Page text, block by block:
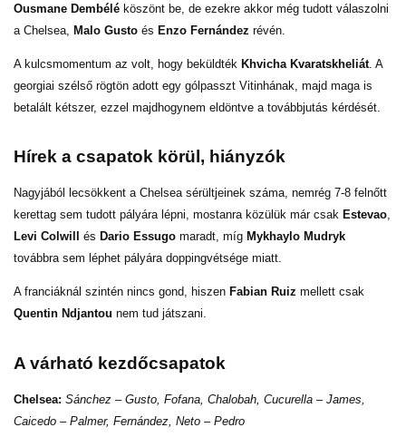
Ousmane Dembélé köszönt be, de ezekre akkor még tudott válaszolni
a Chelsea, Malo Gusto és Enzo Fernández révén.
A kulcsmomentum az volt, hogy beküldték Khvicha Kvaratskheliát . A
georgiai szélső rögtön adott egy gólpasszt Vitinhának, majd maga is
betalált kétszer, ezzel majdhogynem eldöntve a továbbjutás kérdését.
Hírek a csapatok körül, hiányzók
Nagyjából lecsökkent a Chelsea sérültjeinek száma, nemrég 7-8 felnőtt
kerettag sem tudott pályára lépni, mostanra közülük már csak Estevao,
Levi Colwill
és Dario Essugo maradt, míg Mykhaylo Mudryk
továbbra sem léphet pályára doppingvétsége miatt.
A franciáknál szintén nincs gond, hiszen Fabian Ruiz mellett csak
Quentin Ndjantou nem tud játszani.
A várható kezdőcsapatok
Chelsea: Sánchez – Gusto, Fofana, Chalobah, Cucurella – James,
Caicedo – Palmer, Fernández, Neto – Pedro